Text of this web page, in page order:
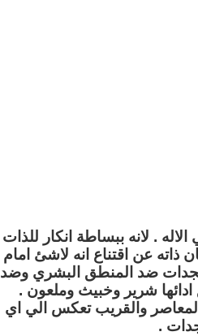
. لانه ببساطة انكار للذات
ذاته عن اقتناع انه لاشئ امام
ضد المنطق البشري وضد
ادائها شرير وخبيث وملعون .
المعاصر والقريب تعكس الي اي
.